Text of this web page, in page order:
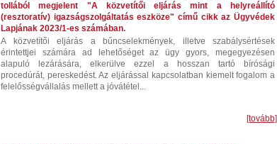
tollából megjelent "A közvetítői eljárás mint a helyreállító
(resztoratív) igazságszolgáltatás eszköze" című cikk az Ügyvédek
Lapjának 2023/1-es számában.
A közvetítői eljárás a bűncselekmények, illetve szabálysértések
érintettjei számára ad lehetőséget az ügy gyors, megegyezésen
alapuló lezárására, elkerülve ezzel a hosszan tartó bírósági
procedúrát, pereskedést. Az eljárással kapcsolatban kiemelt fogalom a
felelősségvállalás mellett a jóvátétel...
[tovább]